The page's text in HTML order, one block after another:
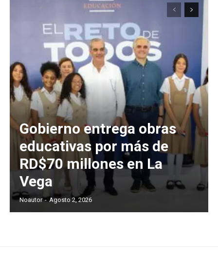
Gobierno entrega obras
educativas por más de
RD$70 millones en La
Vega
Noautor - Agosto 2, 2026